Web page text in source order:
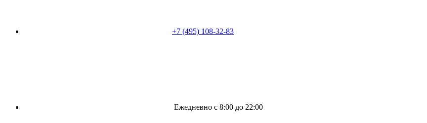
+7 (495) 108-32-83
Ежедневно с 8:00 до 22:00